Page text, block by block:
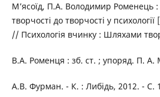
М’ясоїд, П.А. Володимир Роменець :
творчості до творчості у
// Психологія вчинку : Шляхами
B.А. Роменця : зб. ст. ; упоряд. П. А.
А.В. Фурман. - К. : Либідь, 2012. - С.